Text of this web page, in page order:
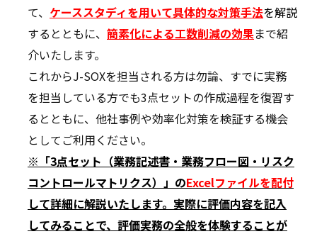
て、 ケーススタディを用いて具体的な対策手法を解説
するとともに、 簡素化による工数削減の効果まで紹
介いたします。
これからJ-SOXを担当される方は勿論、すでに実務
を担当している方でも3点セットの作成過程を復習す
るとともに、他社事例や効率化対策を検証する機会
としてご利用ください。
※「3点セット（業務記述書・業務フロー図・リスク
コントロールマトリクス）」のExcelファイルを配付
して詳細に解説いたします。実際に評価内容を記入
してみることで、評価実務の全般を体験することが